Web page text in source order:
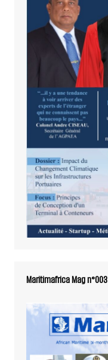
Maritimafrica Mag n°003